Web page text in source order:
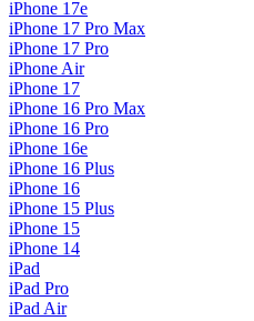
iPhone 17e
iPhone 17 Pro Max
iPhone 17 Pro
iPhone Air
iPhone 17
iPhone 16 Pro Max
iPhone 16 Pro
iPhone 16e
iPhone 16 Plus
iPhone 16
iPhone 15 Plus
iPhone 15
iPhone 14
iPad
iPad Pro
iPad Air